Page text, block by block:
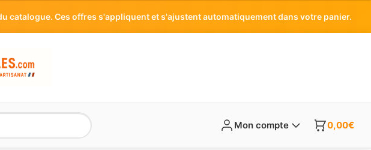
catalogue. Ces offres s'appliquent et s'ajustent automatiquement dans votre panier.
Mon compte 0,00€